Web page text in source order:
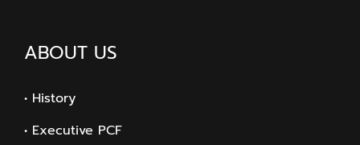
ABOUT US
• History
• Executive PCF